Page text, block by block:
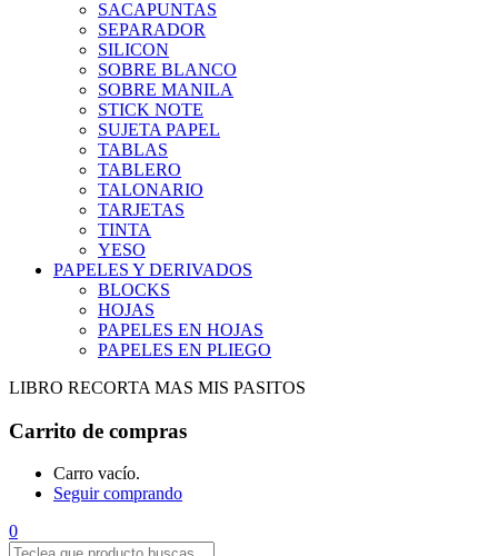
SACAPUNTAS
SEPARADOR
SILICON
SOBRE BLANCO
SOBRE MANILA
STICK NOTE
SUJETA PAPEL
TABLAS
TABLERO
TALONARIO
TARJETAS
TINTA
YESO
PAPELES Y DERIVADOS
BLOCKS
HOJAS
PAPELES EN HOJAS
PAPELES EN PLIEGO
LIBRO RECORTA MAS MIS PASITOS
Carrito de compras
Carro vacío.
Seguir comprando
0